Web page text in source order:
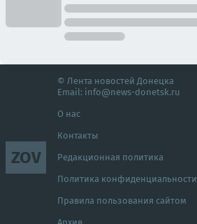
ZOV
© Лента новостей Донецка
Email: info@news-donetsk.ru
О нас
Контакты
Редакционная политика
Политика конфиденциальности
Правила пользования сайтом